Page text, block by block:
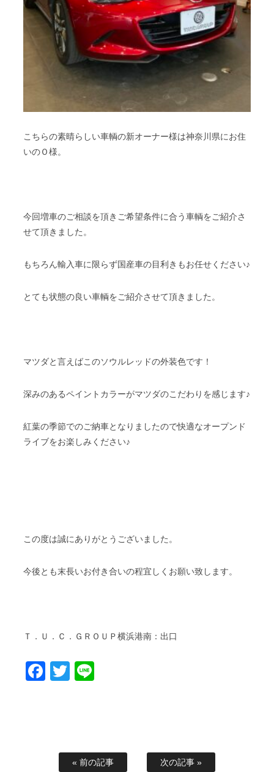
こちらの素晴らしい車輌の新オーナー様は神奈川県にお住
いのＯ様。
今回増車のご相談を頂きご希望条件に合う車輌をご紹介さ
せて頂きました。
もちろん輸入車に限らず国産車の目利きもお任せください♪
とても状態の良い車輌をご紹介させて頂きました。
マツダと言えばこのソウルレッドの外装色です！
深みのあるペイントカラーがマツダのこだわりを感じます♪
紅葉の季節でのご納車となりましたので快適なオープンド
ライブをお楽しみください♪
この度は誠にありがとうございました。
今後とも末長いお付き合いの程宜しくお願い致します。
Ｔ．Ｕ．Ｃ．ＧＲＯＵＰ横浜港南：出口
Facebook
Twitter
« 前の記事 次の記事 »